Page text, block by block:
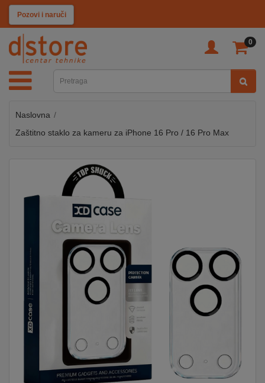
Pozovi i naruči
0
KATEGORIJE
TV
SAT
MOBILNI
UREĐAJI
KUĆANSKI
APARATI
ALATI
Naslovna
Zaštitno staklo za kameru za iPhone 16 Pro / 16 Pro Max